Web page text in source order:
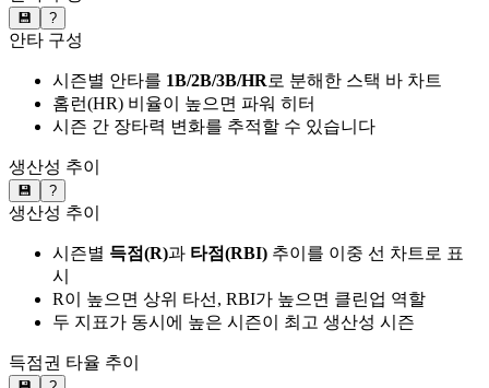
💾 ?
안타 구성
시즌별 안타를 1B/2B/3B/HR로 분해한 스택 바 차트
홈런(HR) 비율이 높으면 파워 히터
시즌 간 장타력 변화를 추적할 수 있습니다
생산성 추이
💾 ?
생산성 추이
시즌별 득점(R)과 타점(RBI) 추이를 이중 선 차트로 표
시
R이 높으면 상위 타선, RBI가 높으면 클린업 역할
두 지표가 동시에 높은 시즌이 최고 생산성 시즌
득점권 타율 추이